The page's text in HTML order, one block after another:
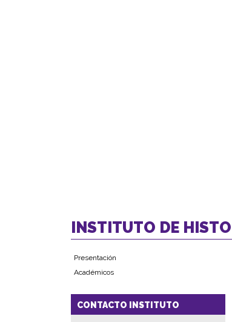
INSTITUTO DE
Presentación
Académicos
CONTACTO INSTITUTO